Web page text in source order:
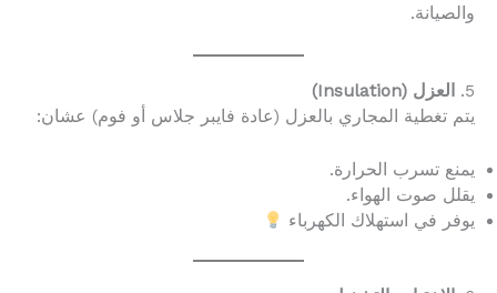
والصيانة.
5.
العزل (Insulation)
يتم تغطية المجاري بالعزل (عادة فايبر جلاس أو فوم) عشان:
يمنع تسرب الحرارة.
يقلل صوت الهواء.
يوفر في استهلاك الكهرباء